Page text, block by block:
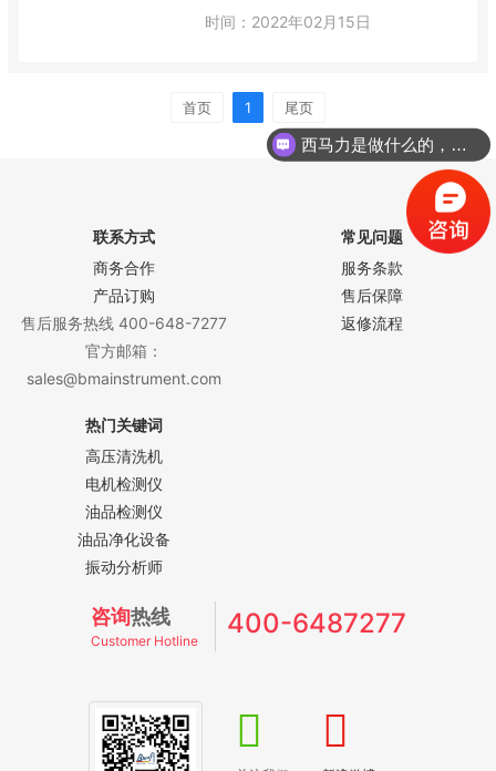
轮胎的污 垢清洗。即使十分坚硬的厚
污套件与上述各 种清洗机配合，系统利
用自进喷头及软管，对于各种管道、厂房
下水道等内表面去污除垢，十分方便有
效。由于它质量优异, 操作维修简便，所
时间：2022年02月15日
首页 1 尾页
联系方式
商务合作
产品订购
售后服务热线 400-648-7277
官方邮箱：
sales@bmainstrument.com
常见问题
服务条款
售后保障
返修流程
热门关键词
高压清洗机
电机检测仪
油品检测仪
油品净化设备
振动分析师
咨询热线
Customer Hotline
400-6487277
西马力是做什么的，可以介绍下你们的产品么？